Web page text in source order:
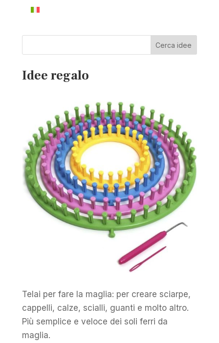
Cerca idee
Idee regalo
Telai per fare la maglia: per creare sciarpe,
cappelli, calze, scialli, guanti e molto altro.
Più semplice e veloce dei soli ferri da
maglia.